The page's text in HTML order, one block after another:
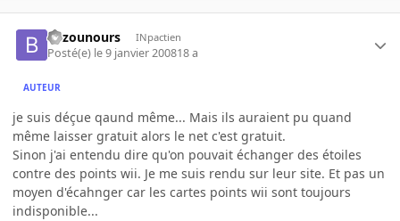
Byzounours INpactien
Posté(e) le 9 janvier 200818 a
AUTEUR
je suis déçue qaund même... Mais ils auraient pu quand
même laisser gratuit alors le net c'est gratuit.
Sinon j'ai entendu dire qu'on pouvait échanger des étoiles
contre des points wii. Je me suis rendu sur leur site. Et pas un
moyen d'écahnger car les cartes points wii sont toujours
indisponible...